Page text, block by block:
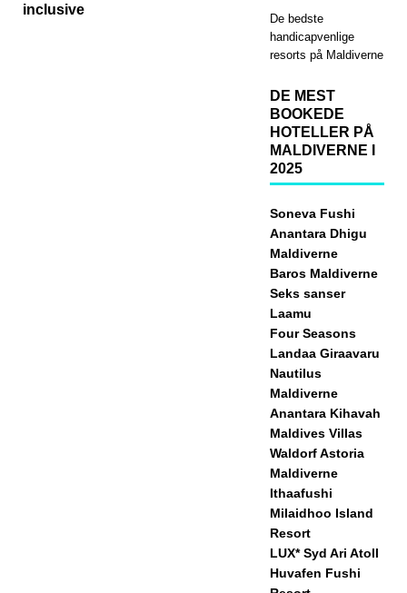
inclusive
De bedste
handicapvenlige
resorts på Maldiverne
DE MEST
BOOKEDE
HOTELLER PÅ
MALDIVERNE I
2025
Soneva Fushi
Anantara Dhigu
Maldiverne
Baros Maldiverne
Seks sanser
Laamu
Four Seasons
Landaa Giraavaru
Nautilus
Maldiverne
Anantara Kihavah
Maldives Villas
Waldorf Astoria
Maldiverne
Ithaafushi
Milaidhoo Island
Resort
LUX* Syd Ari Atoll
Huvafen Fushi